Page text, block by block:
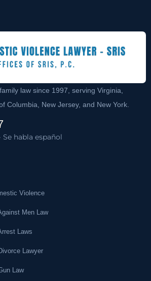
law since 1997, serving Virginia,
Columbia, New Jersey, and New York.
Se habla español
Violence
Men Law
Laws
Lawyer
Law